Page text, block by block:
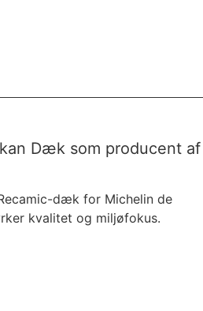
Dæk som producent af
dæk for Michelin de
kvalitet og miljøfokus.